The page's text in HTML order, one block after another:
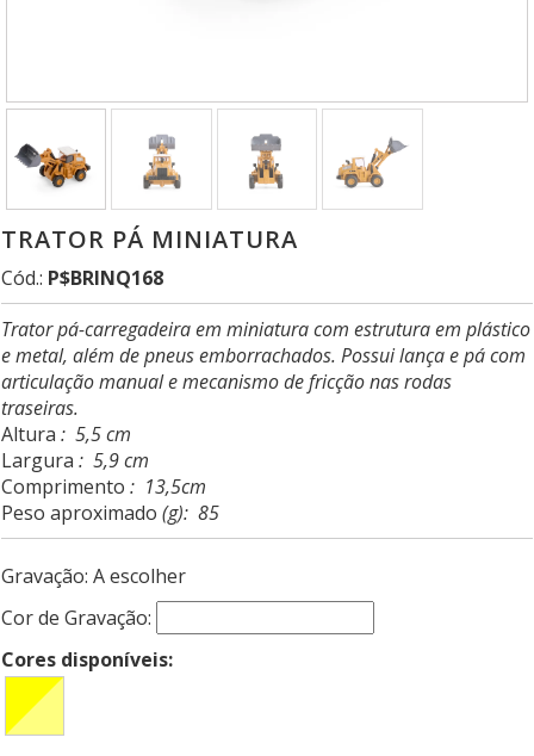
TRATOR PÁ MINIATURA
Cód.: P$BRINQ168
Trator pá-carregadeira em miniatura com estrutura em plástico
e metal, além de pneus emborrachados. Possui lança e pá com
articulação manual e mecanismo de fricção nas rodas
traseiras.
Altura : 5,5 cm
Largura : 5,9 cm
Comprimento : 13,5cm
Peso aproximado (g): 85
Gravação: A escolher
Cor de Gravação:
Cores disponíveis: